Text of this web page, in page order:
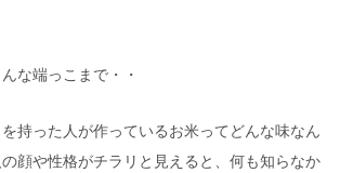
な端っこまで・・
持った人が作っているお米ってどんな味なん
顔や性格がチラリと見えると、何も知らなか